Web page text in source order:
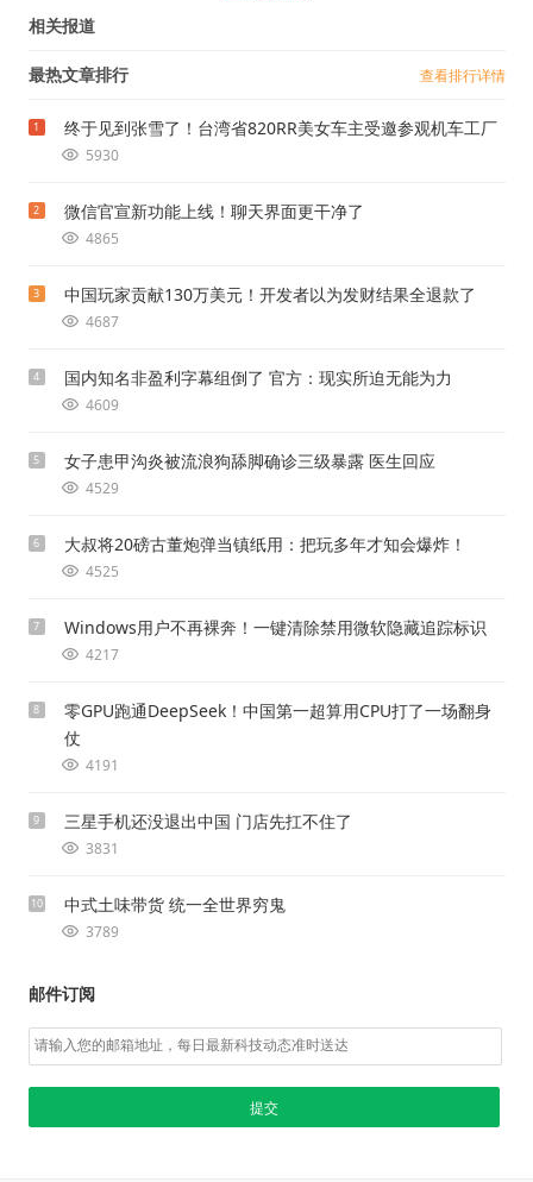
相关报道
最热文章排行 查看排行详情
1 终于见到张雪了！台湾省820RR美女车主受邀参观机车工厂
5930
2 微信官宣新功能上线！聊天界面更干净了
4865
3 中国玩家贡献130万美元！开发者以为发财结果全退款了
4687
4 国内知名非盈利字幕组倒了 官方：现实所迫无能为力
4609
5 女子患甲沟炎被流浪狗舔脚确诊三级暴露 医生回应
4529
6 大叔将20磅古董炮弹当镇纸用：把玩多年才知会爆炸！
4525
7 Windows用户不再裸奔！一键清除禁用微软隐藏追踪标识
4217
8
零GPU跑通DeepSeek！中国第一超算用CPU打了一场翻身
仗
4191
9 三星手机还没退出中国 门店先扛不住了
3831
10 中式土味带货 统一全世界穷鬼
3789
邮件订阅